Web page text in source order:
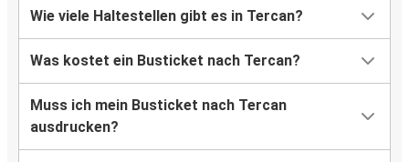
Wie viele Haltestellen gibt es in Tercan?
Was kostet ein Busticket nach Tercan?
Muss ich mein Busticket nach Tercan
ausdrucken?